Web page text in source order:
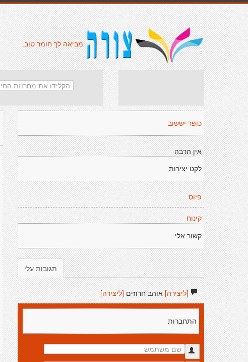
מביאה לך חומר טוב.
כופר יששוב
אין הרבה
לקט יצירות
פיוס
קינוח
קשור אלי
תגובות עלי
[ליצירה]אוהב חרוזים[ליצירה]
התחברות